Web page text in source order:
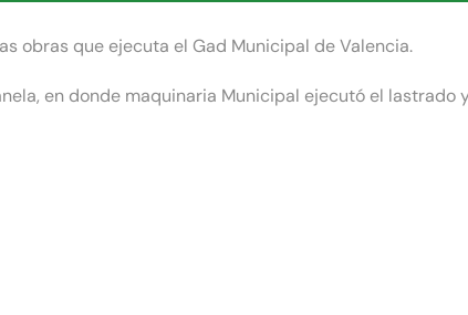
obras que ejecuta el Gad Municipal de Valencia.
en donde maquinaria Municipal ejecutó el lastrado